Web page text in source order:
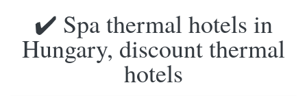
✔️ Spa thermal hotels in
Hungary, discount thermal
hotels